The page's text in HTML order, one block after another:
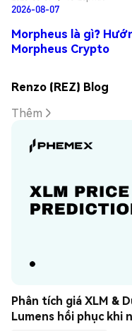
2026-08-07
Morpheus là gì?
Morpheus Crypto
Renzo (REZ) Blog
Thêm
Phân tích giá XLM &
Lumens hồi phục khi